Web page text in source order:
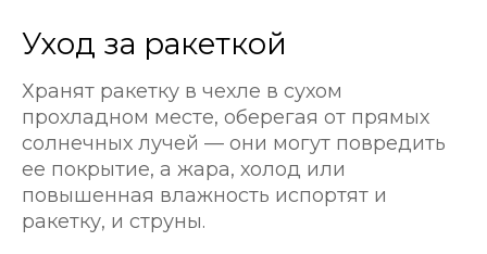
Уход за ракеткой
Хранят ракетку в чехле в сухом
прохладном месте, оберегая от прямых
солнечных лучей — они могут повредить
ее покрытие, а жара, холод или
повышенная влажность испортят и
ракетку, и струны.